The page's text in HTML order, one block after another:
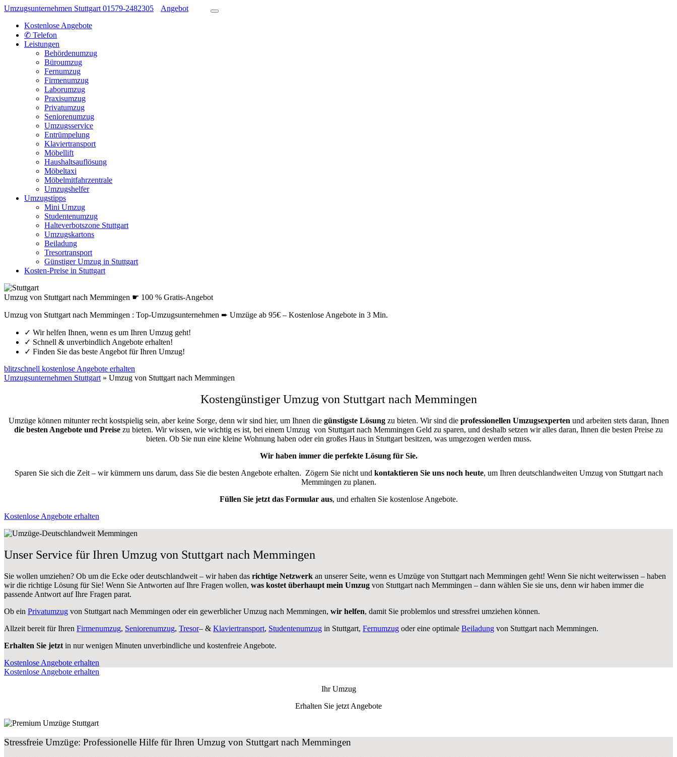
Umzugsunternehmen Stuttgart 01579-2482305
Angebot
Kostenlose Angebote
✆ Telefon
Leistungen
Behördenumzug
Büroumzug
Fernumzug
Firmenumzug
Laborumzug
Praxisumzug
Privatumzug
Seniorenumzug
Umzugsservice
Entrümpelung
Klaviertransport
Möbellift
Haushaltsauflösung
Möbeltaxi
Möbelmitfahrzentrale
Umzugshelfer
Umzugstipps
Mini Umzug
Studentenumzug
Halteverbotszone Stuttgart
Umzugskartons
Beiladung
Tresortransport
Günstiger Umzug in Stuttgart
Kosten-Preise in Stuttgart
Umzug von Stuttgart nach Memmingen ☛ 100 % Gratis-Angebot
Umzug von Stuttgart nach Memmingen : Top-Umzugsunternehmen ➨ Umzüge ab 95€ – Kostenlose Angebote in 3 Min.
✓ Wir helfen Ihnen, wenn es um Ihren Umzug geht!
✓ Schnell & unverbindlich Angebote erhalten!
✓ Finden Sie das beste Angebot für Ihren Umzug!
blitzschnell kostenlose Angebote erhalten
Umzugsunternehmen Stuttgart » Umzug von Stuttgart nach Memmingen
Kostengünstiger Umzug von Stuttgart nach Memmingen
Umzüge können mitunter recht kostspielig sein, aber keine Sorge, denn wir sind hier, um Ihnen die günstigste Lösungzu bieten. Wir sind die professionellen Umzugsexperten und arbeiten stets daran, Ihnen
die besten Angebote und Preise zu bieten. Wir wissen, wie wichtig es ist, bei einem Umzug von Stuttgart nach Memmingen Geld zu sparen, und deshalb setzen wir alles daran, Ihnen die besten Preise zu
bieten. Ob Sie nun eine kleine Wohnung haben oder ein großes Haus in Stuttgart besitzen, was umgezogen werden muss.
Wir haben immer die perfekte Lösung für Sie.
Sparen Sie sich die Zeit – wir kümmern uns darum, dass Sie die besten Angebote erhalten. Zögern Sie nicht und kontaktieren Sie uns noch heute, um Ihren deutschlandweiten Umzug von Stuttgart nach
Memmingen zu planen.
Füllen Sie jetzt das Formular aus, und erhalten Sie kostenlose Angebote.
Kostenlose Angebote erhalten
Unser Service für Ihren Umzug von Stuttgart nach Memmingen
Sie wollen umziehen? Ob um die Ecke oder deutschlandweit – wir haben das richtige Netzwerk an unserer Seite, wenn es Umzüge von Stuttgart nach Memmingen geht! Wenn Sie nicht weiterwissen – haben
wir die richtige Lösung für Sie! Wenn Sie Antworten auf Ihre Fragen wollen, was kostet überhaupt mein Umzug von Stuttgart nach Memmingen – dann wählen Sie sie uns, denn wir haben immer die
passende Antwort auf Ihre Fragen parat.
Ob ein Privatumzug von Stuttgart nach Memmingen oder ein gewerblicher Umzug nach Memmingen, wir helfen, damit Sie problemlos und stressfrei umziehen können.
Allzeit bereit für Ihren Firmenumzug, Seniorenumzug, Tresor– & Klaviertransport, Studentenumzug in Stuttgart, Fernumzug oder eine optimale Beiladung von Stuttgart nach Memmingen.
Erhalten Sie jetzt in nur wenigen Minuten unverbindliche und kostenfreie Angebote.
Kostenlose Angebote erhalten
Kostenlose Angebote erhalten
Ihr Umzug
Erhalten Sie jetzt Angebote
Stressfreie Umzüge: Professionelle Hilfe für Ihren Umzug von Stuttgart nach Memmingen